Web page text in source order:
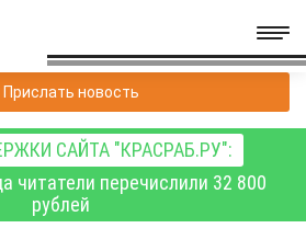
Прислать новость
САЙТА "КРАСРАБ.РУ":
читатели перечислили 32 800
рублей